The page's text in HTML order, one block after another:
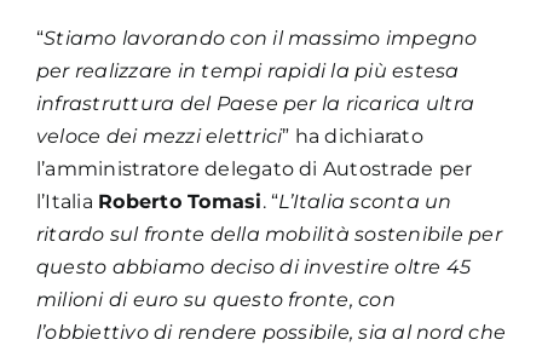
“Stiamo lavorando con il massimo impegno
per realizzare in tempi rapidi la più estesa
infrastruttura del Paese per la ricarica ultra
veloce dei mezzi elettrici” ha dichiarato
l’amministratore delegato di Autostrade per
l’Italia Roberto Tomasi. “L’Italia sconta un
ritardo sul fronte della mobilità sostenibile per
questo abbiamo deciso di investire oltre 45
milioni di euro su questo fronte, con
l’obbiettivo di rendere possibile, sia al nord che